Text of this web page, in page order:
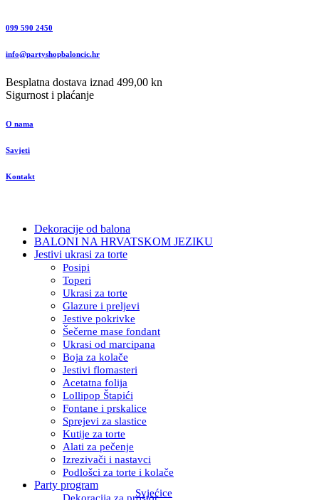
099 590 2450
info@partyshopbaloncic.hr
Besplatna dostava iznad 499,00 kn
Sigurnost i plaćanje
O nama
Savjeti
Kontakt
Dekoracije od balona
BALONI NA HRVATSKOM JEZIKU
Jestivi ukrasi za torte
Posipi
Toperi
Ukrasi za torte
Glazure i preljevi
Jestive pokrivke
Šečerne mase fondant
Ukrasi od marcipana
Boja za kolače
Jestivi flomasteri
Acetatna folija
Lollipop Štapići
Fontane i prskalice
Sprejevi za slastice
Kutije za torte
Alati za pečenje
Izrezivači i nastavci
Podlošci za torte i kolače
Party program
Dekoracija za prostor
Svjećice